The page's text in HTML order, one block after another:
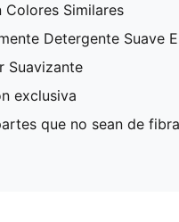
Colores Similares
Detergente Suave
Suavizante
exclusiva
que no sean de fibra